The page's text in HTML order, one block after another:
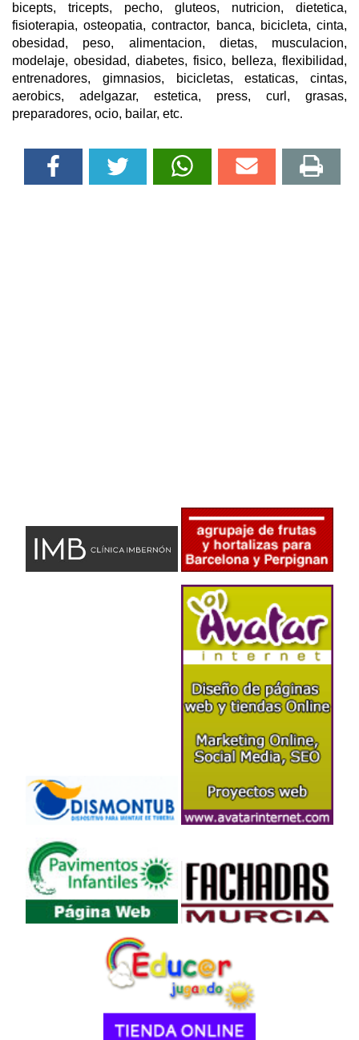
bicepts, tricepts, pecho, gluteos, nutricion, dietetica,
fisioterapia, osteopatia, contractor, banca, bicicleta, cinta,
obesidad, peso, alimentacion, dietas, musculacion,
modelaje, obesidad, diabetes, fisico, belleza, flexibilidad,
entrenadores, gimnasios, bicicletas, estaticas, cintas,
aerobics, adelgazar, estetica, press, curl, grasas,
preparadores, ocio, bailar, etc.